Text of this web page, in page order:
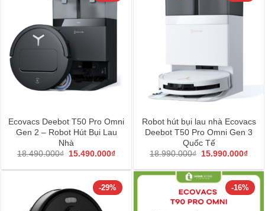
Ecovacs Deebot T50 Pro Omni
Gen 2 – Robot Hút Bụi Lau
Nhà
18.490.000₫ Giá
là:
18.490.000₫.
15.490.000₫Giá
tại
là:
15.490.000₫.
Robot hút bụi lau nhà Ecovacs
Deebot T50 Pro Omni Gen 3
Quốc Tế
18.990.000₫ Giá
là:
18.990.000₫.
15.990.000₫Giá
tại
là:
-29% -16%